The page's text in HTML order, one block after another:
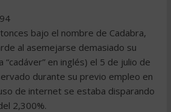
bajo el nombre de Cadabra,
al asemejarse demasiado su
“cadáver” en inglés) el 5 de julio de
durante su previo empleo en
de internet se estaba disparando
2,300%.